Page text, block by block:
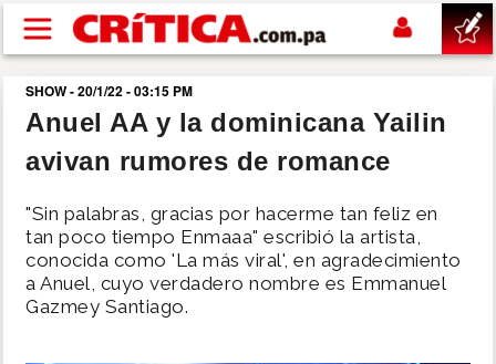
Pasar al contenido principal
buscar
SUCESOS
NACIONAL
POLÍTICA
SHOW - 20/1/22 - 03:15 PM
Anuel AA y la dominicana Yailin
avivan rumores de romance
"Sin palabras, gracias por hacerme tan feliz en
tan poco tiempo Enmaaa" escribió la artista,
conocida como 'La más viral', en agradecimiento
a Anuel, cuyo verdadero nombre es Emmanuel
Gazmey Santiago.